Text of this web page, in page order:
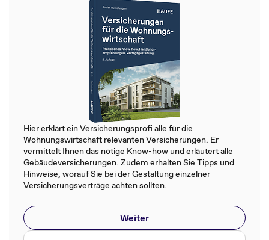
Hier erklärt ein Versicherungsprofi alle für die
Wohnungswirtschaft relevanten Versicherungen. Er
vermittelt Ihnen das nötige Know-how und erläutert alle
Gebäudeversicherungen. Zudem erhalten Sie Tipps und
Hinweise, worauf Sie bei der Gestaltung einzelner
Versicherungsverträge achten sollten.
Weiter